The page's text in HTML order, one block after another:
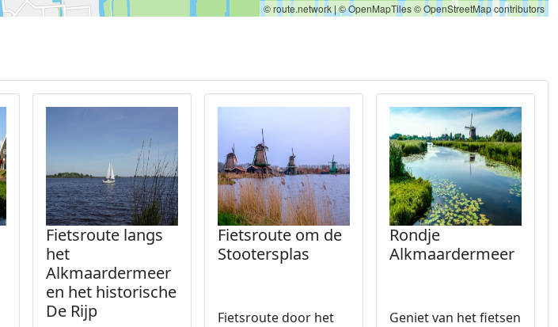
© route.network | © OpenMapTiles© OpenStreetMap contributors
Fietsroute langs
het
Alkmaardermeer
en het historische
De Rijp
Fietsroute om de
Stootersplas
Fietsroute door het
Rondje
Alkmaardermeer
Geniet van het fietsen